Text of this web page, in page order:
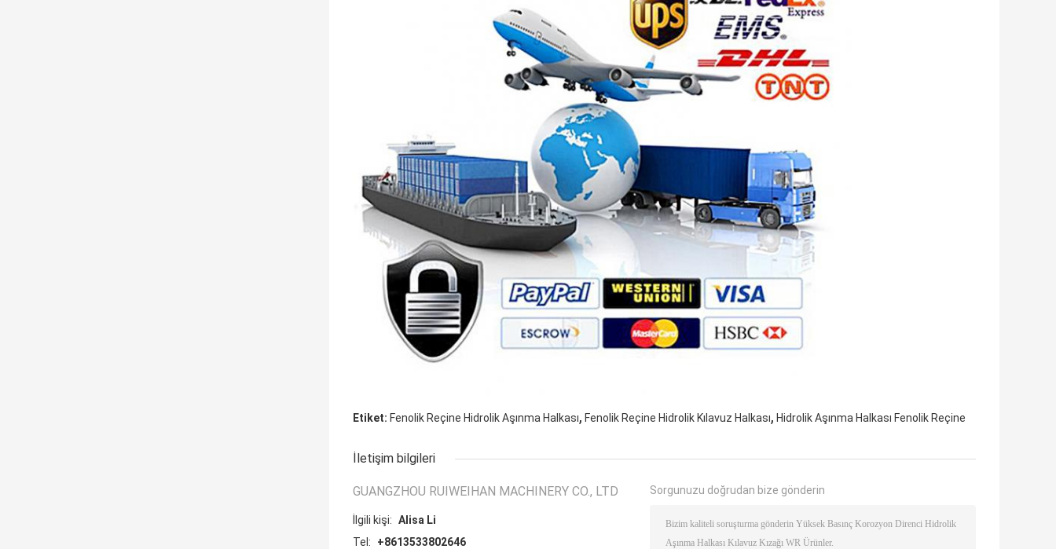
Etiket: Fenolik Reçine Hidrolik Aşınma Halkası, Fenolik Reçine Hidrolik Kılavuz Halkası, Hidrolik Aşınma Halkası Fenolik Reçine
İletişim bilgileri
GUANGZHOU RUIWEIHAN MACHINERY CO., LTD
İlgili kişi: Alisa Li
Tel:
+8613533802646
Sorgunuzu doğrudan bize gönderin